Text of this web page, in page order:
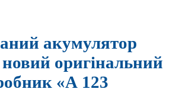
акумулятор
оригінальний
«А 123